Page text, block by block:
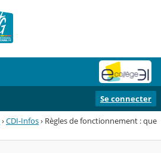
Se connecter
›CDI-Infos› Règles de fonctionnement : que